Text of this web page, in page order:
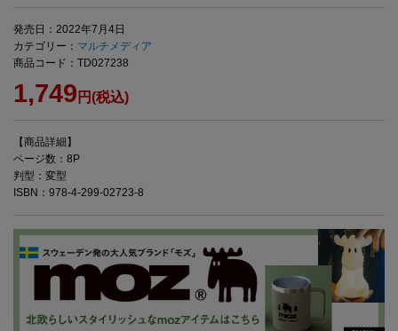
発売日：2022年7月4日
カテゴリー： マルチメディア
商品コード：TD027238
1,749 円(税込)
【商品詳細】
ページ数：8P
判型：変型
ISBN：978-4-299-02723-8